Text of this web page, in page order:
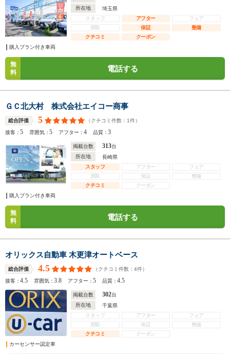
所在地
埼玉県
スタッフ
アフター
フェア
買取
保証
整備
クチコミ
クーポン
購入プラン付き車両
無
料
電話する
ＧＣ北大村 株式会社エイコー商事
総合評価 5 （クチコミ件数： 1件）
接客：5 雰囲気：5 アフター：4 品質：3
掲載台数 313台
所在地
長崎県
スタッフ
アフター
フェア
買取
保証
整備
クチコミ
クーポン
購入プラン付き車両
無
料
電話する
オリックス自動車 木更津オートベース
総合評価 4.5 （クチコミ件数： 4件）
接客：4.5 雰囲気：3.8 アフター：5 品質：4.5
掲載台数 302台
所在地
千葉県
スタッフ
アフター
フェア
買取
保証
整備
クチコミ
クーポン
カーセンサー認定車